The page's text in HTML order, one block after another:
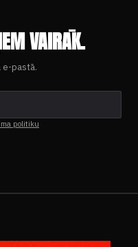
VAIRĀK.
e-pastā.
politiku